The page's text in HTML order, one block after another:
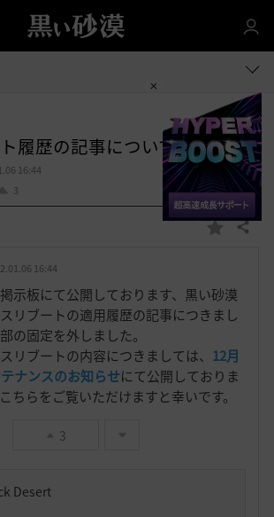
履歴の記事について
16:44
3
お
入
り
共有する
16:44
示板にて公開しております、黒い砂漠
リブートの適用履歴の記事につきまし
の固定を外しました。
リブートの内容につきましては、 12月
ナンスのお知らせにて公開しておりま
ちらをご覧いただけますと幸いです。
3
Desert